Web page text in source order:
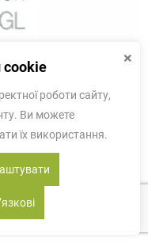
СМ
×
cookie
роботи сайту,
Ви можете
їх використання.